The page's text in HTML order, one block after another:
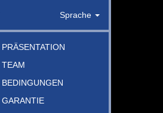
Sprache
PRÄSENTATION
TEAM
BEDINGUNGEN
GARANTIE